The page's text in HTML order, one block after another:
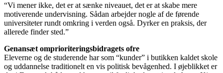
“Vi mener ikke, det er at sænke niveauet, det er at skabe mere
motiverende undervisning. Sådan arbejder nogle af de førende
universiteter rundt omkring i verden også. Dyrker en praksis, der
allerede finder sted.”
Genansæt omprioriteringsbidragets ofre
Eleverne og de studerende har som “kunder” i butikken kaldet skole
og uddannelse traditionelt en vis politisk bevågenhed. I øjeblikket er